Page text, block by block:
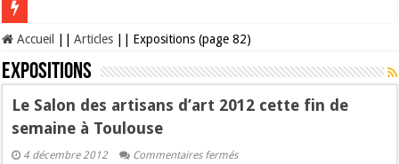
Les Nocturnes de la Cité de l’espace 2026 : l’événement incontournable de
Accueil Articles Expositions (page 82)
Expositions
Le Salon des artisans d’art 2012 cette fin de
semaine à Toulouse
4 décembre 2012 Commentaires ferméssur